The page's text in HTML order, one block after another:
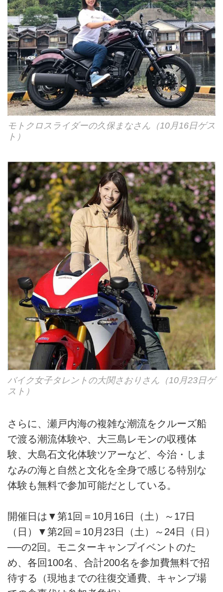
モトクロスライダーの久保まなさん（10月16日ゲス
ト）
バイク女子タレントの大関さおりさん（10月23日ゲ
スト）
さらに、瀬戸内海の複雑な潮流をクルーズ船
で渡る潮流体験や、大三島レモンの収穫体
験、大島石文化体験ツアーなど、今治・しま
なみの海と自然と文化を全身で感じる特別な
体験も無料で参加可能だとしている。
開催日は▼第1回＝10月16日（土）～17日
（日）▼第2回＝10月23日（土）～24日（日）
──の2回。モニターキャンプイベントのた
め、各回100名、合計200名を参加費無料で招
待する（現地までの往復交通費、キャンプ場